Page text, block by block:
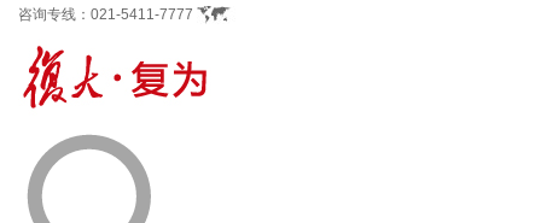
咨询专线： 021-5411-7777